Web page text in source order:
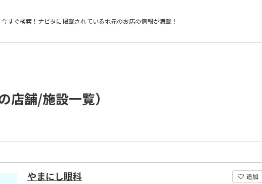
すぐ検索！ ナビタに掲載されている地元のお店の情報が満載！
店舗/施設一覧）
追加
やまにし眼科